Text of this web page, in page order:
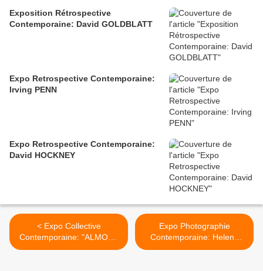
Exposition Rétrospective
Contemporaine: David GOLDBLATT
Expo Retrospective Contemporaine:
Irving PENN
Expo Retrospective Contemporaine:
David HOCKNEY
< Expo Collective
Contemporaine: "ALMOST
ANIMATED"
Expo Photographie
Contemporaine: Helena
ALMEIDA "CORPUS" >